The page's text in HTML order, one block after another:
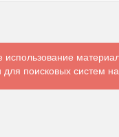
использование
для поисковых систем